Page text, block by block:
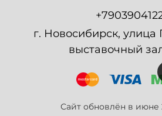
г. Новосибирск, улица
выставочный
Сайт обновлён в июне